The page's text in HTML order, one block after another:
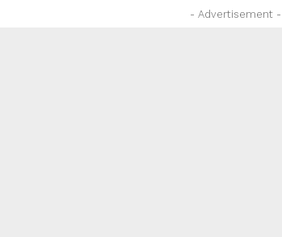
- Advertisement -